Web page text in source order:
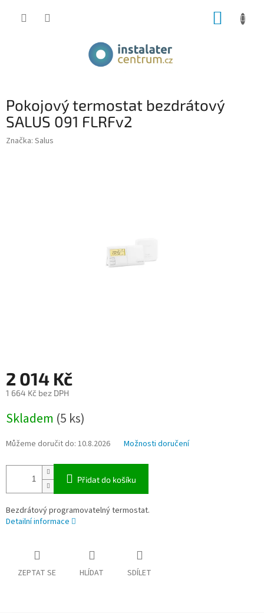
Pokojový termostat bezdrátový
SALUS 091 FLRFv2
Značka: Salus
2 014 Kč
1 664 Kč bez DPH
cena:
Skladem (5 ks)
Můžeme doručit do: 10.8.2026 Možnosti doručení
Přidat do košíku
Bezdrátový programovatelný termostat.
Detailní informace
ZEPTAT SE HLÍDAT SDÍLET